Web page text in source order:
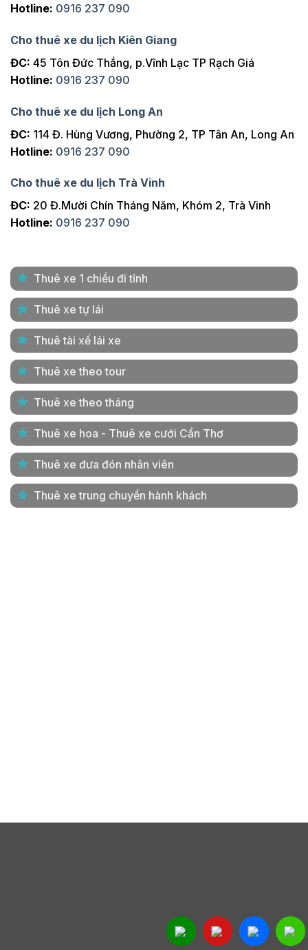
Hotline: 0916 237 090
Cho thuê xe du lịch Kiên Giang
ĐC: 45 Tôn Đức Thắng, p.Vĩnh Lạc TP Rạch Giá
Hotline: 0916 237 090
Cho thuê xe du lịch Long An
ĐC: 114 Đ. Hùng Vương, Phường 2, TP Tân An, Long An
Hotline: 0916 237 090
Cho thuê xe du lịch Trà Vinh
ĐC: 20 Đ.Mười Chín Tháng Năm, Khóm 2, Trà Vinh
Hotline: 0916 237 090
Thuê xe 1 chiều đi tỉnh
Thuê xe tự lái
Thuê tài xế lái xe
Thuê xe theo tour
Thuê xe theo tháng
Thuê xe hoa - Thuê xe cưới Cần Thơ
Thuê xe đưa đón nhân viên
Thuê xe trung chuyển hành khách